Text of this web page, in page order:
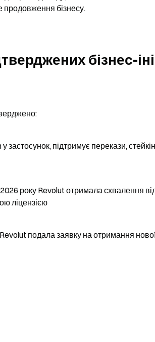
продовження бізнесу.
бізнес-
застосунок, підтримує перекази,
2026 року Revolut отримала схвалення
ліцензією
подала заявку на отримання нової